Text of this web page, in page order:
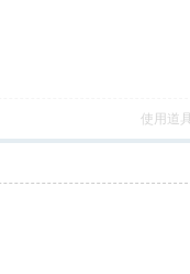
使用道具